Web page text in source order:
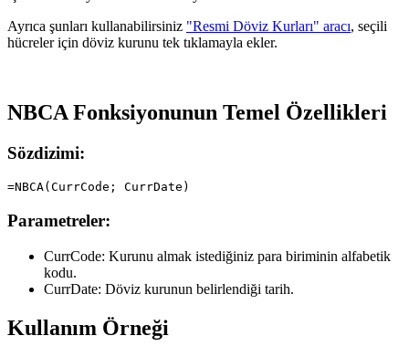
Ayrıca şunları kullanabilirsiniz "Resmi Döviz Kurları" aracı, seçili
hücreler için döviz kurunu tek tıklamayla ekler.
NBCA Fonksiyonunun Temel Özellikleri
Sözdizimi:
Parametreler:
CurrCode: Kurunu almak istediğiniz para biriminin alfabetik
kodu.
CurrDate: Döviz kurunun belirlendiği tarih.
Kullanım Örneği